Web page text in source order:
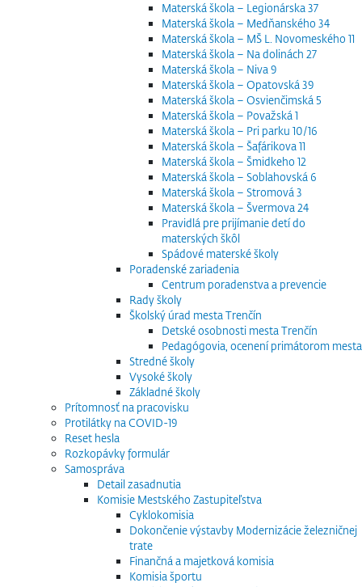
Materská škola – Legionárska 37
Materská škola – Medňanského 34
Materská škola – MŠ L. Novomeského 11
Materská škola – Na dolinách 27
Materská škola – Niva 9
Materská škola – Opatovská 39
Materská škola – Osvienčimská 5
Materská škola – Považská 1
Materská škola – Pri parku 10/16
Materská škola – Šafárikova 11
Materská škola – Šmidkeho 12
Materská škola – Soblahovská 6
Materská škola – Stromová 3
Materská škola – Švermova 24
Pravidlá pre prijímanie detí do
materských škôl
Spádové materské školy
Poradenské zariadenia
Centrum poradenstva a prevencie
Rady školy
Školský úrad mesta Trenčín
Detské osobnosti mesta Trenčín
Pedagógovia, ocenení primátorom mesta
Stredné školy
Vysoké školy
Základné školy
Prítomnosť na pracovisku
Protilátky na COVID-19
Reset hesla
Rozkopávky formulár
Samospráva
Detail zasadnutia
Komisie Mestského Zastupiteľstva
Cyklokomisia
Dokončenie výstavby Modernizácie železničnej
trate
Finančná a majetková komisia
Komisia športu